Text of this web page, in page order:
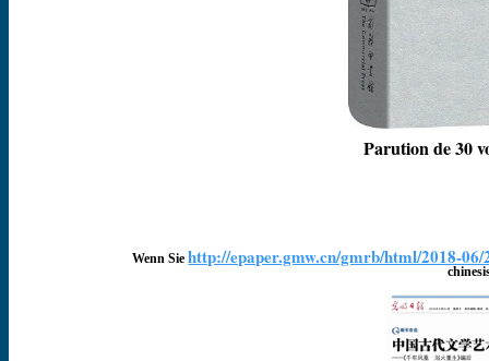
Parution de 30
Wenn Siehttp://epaper.gmw.cn/gmrb/html/2018-